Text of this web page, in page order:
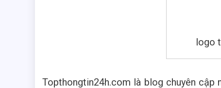
logo
Topthongtin24h.com là blog chuyên